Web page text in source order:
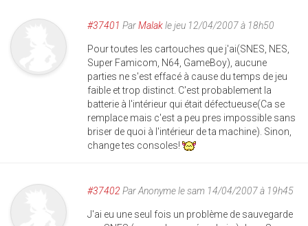
#37401 ParMalakle jeu 12/04/2007 à 18h50
Pour toutes les cartouches que j'ai(SNES, NES,
Super Famicom, N64, GameBoy), aucune
parties ne s'est effacé à cause du temps de jeu
faible et trop distinct. C'est probablement la
batterie à l'intérieur qui était défectueuse(Ca se
remplace mais c'est a peu pres impossible sans
briser de quoi à l'intérieur de ta machine). Sinon,
change tes consoles!
#37402 ParAnonymele sam 14/04/2007 à 19h45
J'ai eu une seul fois un problème de sauvegarde